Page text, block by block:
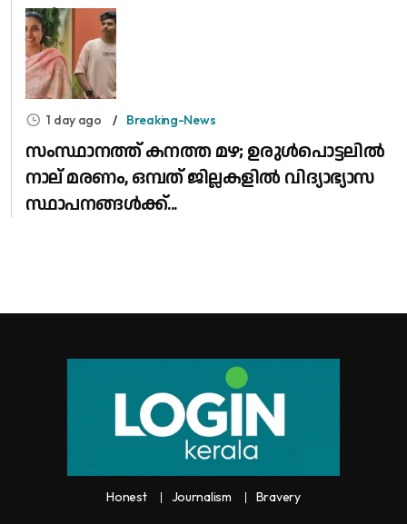
1 day ago Breaking-News
സംസ്ഥാനത്ത് കനത്ത മഴ; ഉരുൾപൊട്ടലിൽ
നാല് മരണം, ഒമ്പത് ജില്ലകളിൽ വിദ്യാഭ്യാസ
സ്ഥാപനങ്ങൾക്ക്...
Honest Journalism Bravery